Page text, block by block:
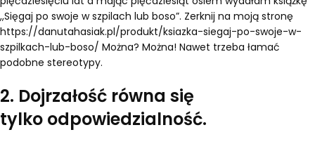
,,Sięgaj po swoje w szpilach lub boso”. Zerknij na moją stronę
https://danutahasiak.pl/produkt/ksiazka-siegaj-po-swoje-w-
szpilkach-lub-boso/ Można? Można! Nawet trzeba łamać
podobne stereotypy.
2. Dojrzałość równa się
tylko odpowiedzialność.